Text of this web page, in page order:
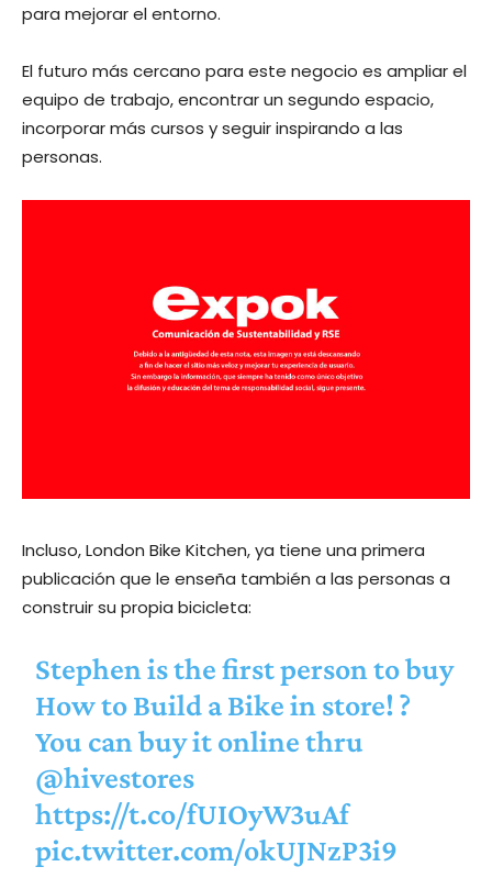
para mejorar el entorno.
El futuro más cercano para este negocio es ampliar el
equipo de trabajo, encontrar un segundo espacio,
incorporar más cursos y seguir inspirando a las
personas.
Incluso, London Bike Kitchen, ya tiene una primera
publicación que le enseña también a las personas a
construir su propia bicicleta:
Stephen is the first person to buy
How to Build a Bike in store! ?
You can buy it online thru
@hivestores
https://t.co/fUIOyW3uAf
pic.twitter.com/okUJNzP3i9